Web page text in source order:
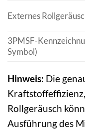
Externes
3PMSF-
Symbol)
Hinweis: Die
Rollgeräusch
Ausführung des